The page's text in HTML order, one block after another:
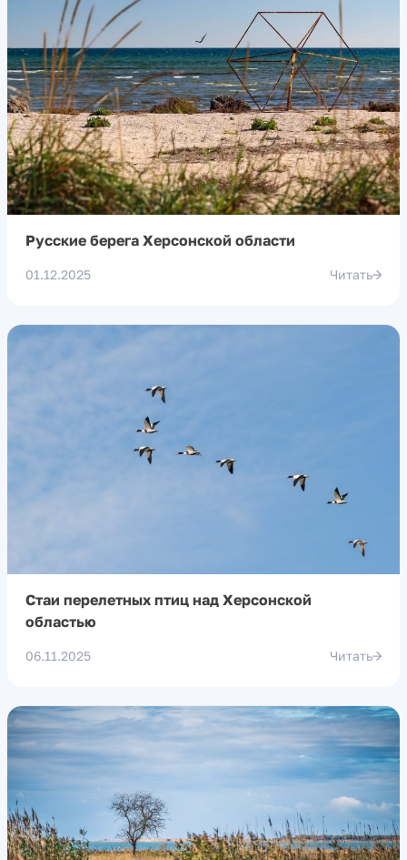
Русские берега Херсонской области
01.12.2025 Читать
Стаи перелетных птиц над Херсонской
областью
06.11.2025 Читать